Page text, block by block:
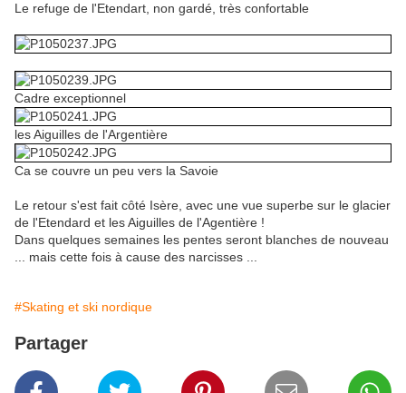
Le refuge de l'Etendart, non gardé, très confortable
Cadre exceptionnel
les Aiguilles de l'Argentière
Ca se couvre un peu vers la Savoie
Le retour s'est fait côté Isère, avec une vue superbe sur le glacier
de l'Etendard et les Aiguilles de l'Agentière !
Dans quelques semaines les pentes seront blanches de nouveau
... mais cette fois à cause des narcisses ...
#Skating et ski nordique
Partager